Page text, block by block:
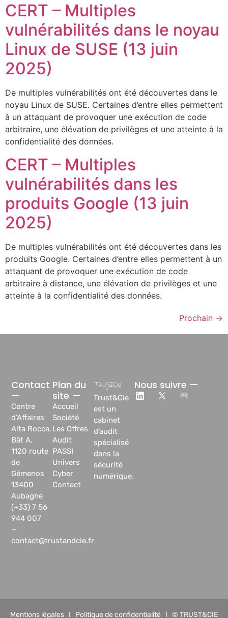
CERT – Multiples
vulnérabilités dans le noyau
Linux de SUSE (13 juin
2025)
De multiples vulnérabilités ont été découvertes dans le
noyau Linux de SUSE. Certaines d’entre elles permettent
à un attaquant de provoquer une exécution de code
arbitraire, une élévation de privilèges et une atteinte à la
confidentialité des données.
CERT – Multiples
vulnérabilités dans les
produits Google (13 juin
2025)
De multiples vulnérabilités ont été découvertes dans les
produits Google. Certaines d’entre elles permettent à un
attaquant de provoquer une exécution de code
arbitraire à distance, une élévation de privilèges et une
atteinte à la confidentialité des données.
Prochain →
Trust&Cie
est un
cabinet
d’audit
spécialisé
dans la
sécurité
numérique.
Plan du
site —
Accueil
Société
Les Offres
Audit
PASSI
Univers
Cyber
Contact
Contact
—
Centre
d’Affaires
Alta Rocca,
Bât A,
1120 route
de
Gémenos
13400
Aubagne
(+33) 7 56
944 007
—
contact@trustandcie.fr
Nous suivre —
Mentions légales I Politique de confidentialité I © TRUST&CIE